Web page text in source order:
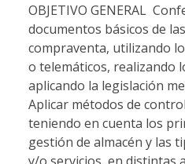
OBJETIVO GENERAL 
documentos básicos de
compraventa, utilizando
o telemáticos, realizando
aplicando la legislación
Aplicar métodos de
teniendo en cuenta los
gestión de almacén y las